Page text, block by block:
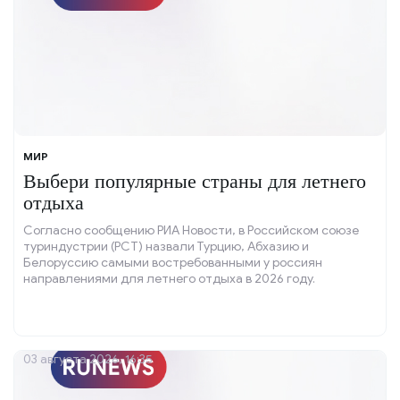
МИР
Выбери популярные страны для летнего
отдыха
Согласно сообщению РИА Новости, в Российском союзе
туриндустрии (РСТ) назвали Турцию, Абхазию и
Белоруссию самыми востребованными у россиян
направлениями для летнего отдыха в 2026 году.
03 августа 2026, 16:35